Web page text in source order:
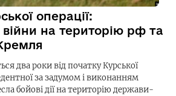
операції:
на територію рф та
два роки від початку Курської
за задумом і виконанням
бойові дії на територію держави-